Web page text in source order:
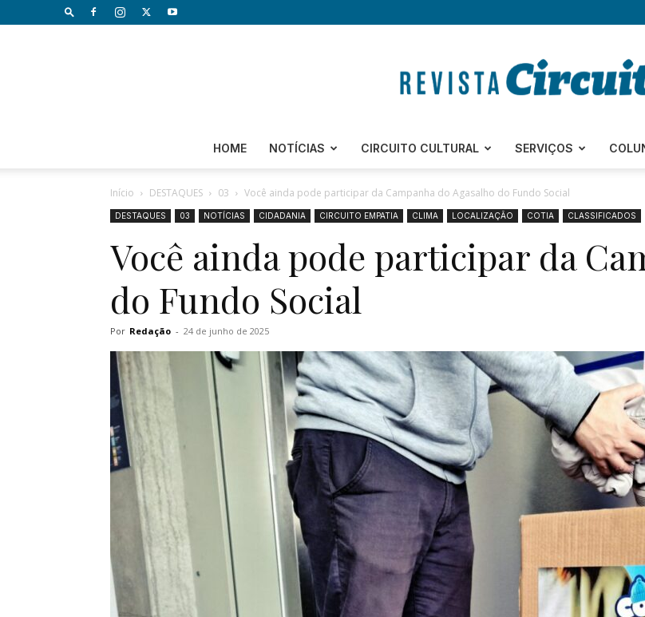
Revista
Circuito
–
Portal
de
HOME NOTÍCIAS CIRCUITO CULTURAL SERVIÇOS
Início DESTAQUES 03 Você ainda pode participar da Campanha do Agasalho do Fundo Social
DESTAQUES 03 NOTÍCIAS CIDADANIA CIRCUITO EMPATIA CLIMA LOCALIZAÇÃO COTIA CLASSIFICADOS
Você ainda pode participar da
do Fundo Social
Por Redação - 24 de junho de 2025